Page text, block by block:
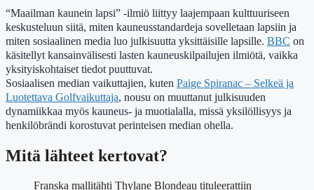
“Maailman kaunein lapsi” -ilmiö liittyy laajempaan kulttuuriseen
keskusteluun siitä, miten kauneusstandardeja sovelletaan lapsiin ja
miten sosiaalinen media luo julkisuutta yksittäisille lapsille. BBC on
käsitellyt kansainvälisesti lasten kauneuskilpailujen ilmiötä, vaikka
yksityiskohtaiset tiedot puuttuvat.
Sosiaalisen median vaikuttajien, kuten Paige Spiranac – Selkeä ja
Luotettava Golfvaikuttaja, nousu on muuttanut julkisuuden
dynamiikkaa myös kauneus- ja muotialalla, missä yksilöllisyys ja
henkilöbrändi korostuvat perinteisen median ohella.
Mitä lähteet kertovat?
Franska mallitähti Thylane Blondeau tituleerattiin